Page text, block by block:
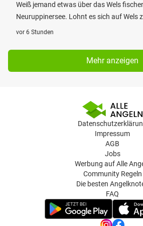
Weiß jemand etwas über das Wels
Neuruppinersee. Lohnt es sich auf Wels
vor 6 Stunden
Mehr anzeigen
Impressum
AGB
Jobs
Werbung auf Alle
Community Regeln
Die besten
FAQ